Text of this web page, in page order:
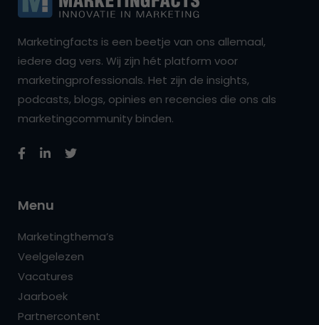
Marketingfacts is een beetje van ons allemaal,
iedere dag vers. Wij zijn hét platform voor
marketingprofessionals. Het zijn de insights,
podcasts, blogs, opinies en recencies die ons als
marketingcommunity binden.
Menu
Marketingthema’s
Veelgelezen
Vacatures
Jaarboek
Partnercontent